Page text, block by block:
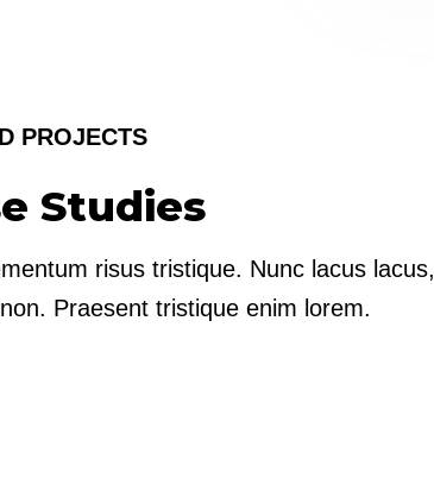
PROJECTS
Studies
risus tristique. Nunc lacus lacus,
Praesent tristique enim lorem.